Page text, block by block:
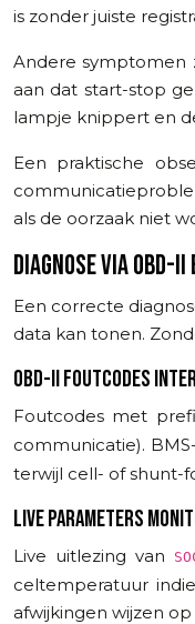
is zonder juiste
Andere symptomen
aan dat start-stop
lampje knippert en
Een praktische
als de oorzaak niet
DIAGNOSE VIA OBD-
Een correcte
data kan tonen.
OBD-II FOUTCODES
Foutcodes met
communicatie).
terwijl cell- of shunt-
LIVE PARAMETERS
Live uitlezing van
celtemperatuur
afwijkingen wijzen